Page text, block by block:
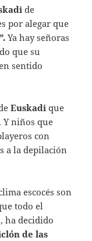
de
por alegar que
. Ya hay señoras
que su
sentido
Euskadi que
Y niños que
con
a la depilación
escocés son
todo el
ha decidido
de las